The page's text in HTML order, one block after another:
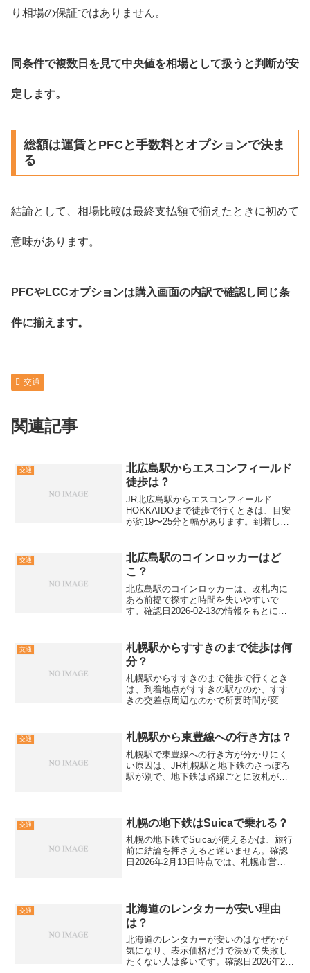
り相場の保証ではありません。
同条件で複数日を見て中央値を相場として扱うと判断が安
定します。
総額は運賃とPFCと手数料とオプションで決ま
る
結論として、相場比較は最終支払額で揃えたときに初めて
意味があります。
PFCやLCCオプションは購入画面の内訳で確認し同じ条
件に揃えます。
交通
関連記事
交通
北広島駅からエスコンフィールド
徒歩は？
JR北広島駅からエスコンフィールド
HOKKAIDOまで徒歩で行くときは、目安
が約19〜25分と幅があります。到着した
最新案内を前提に動くのが安全です。こ
の記事では、北広...
交通
北広島駅のコインロッカーはど
こ？
北広島駅のコインロッカーは、改札内に
ある前提で探すと時間を失いやすいで
す。確認日2026-02-13の情報をもとに、
します。北広島駅のコインロッカーで迷
う点を先に解消北...
交通
札幌駅からすすきのまで徒歩は何
分？
札幌駅からすすきのまで徒歩で行くとき
は、到着地点がすすきの駅なのか、すす
きの交差点周辺なのかで所要時間が変わ
で前後します。地下メインなら札幌駅前
通地下歩行空...
交通 札幌駅から東豊線への行き方は？
札幌駅で東豊線への行き方が分かりにく
い原因は、JR札幌駅と地下鉄のさっぽろ
駅が別で、地下鉄は路線ごとに改札が分
に再入場するルー...
交通 札幌の地下鉄はSuicaで乗れる？
札幌の地下鉄でSuicaが使えるかは、旅行
前に結論を押さえると迷いません。確認
日2026年2月13日時点では、札幌市営地
当日の...
交通
北海道のレンタカーが安い理由
は？
北海道のレンタカーが安いのはなぜかが
気になり、表示価格だけで決めて失敗し
たくない人は多いです。確認日2026年2月